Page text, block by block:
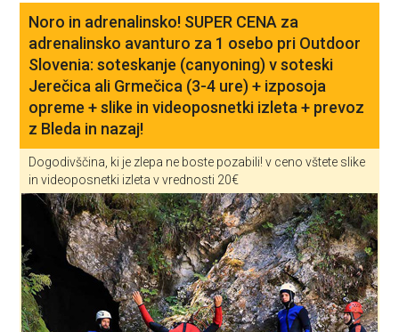
Noro in adrenalinsko! SUPER CENA za
adrenalinsko avanturo za 1 osebo pri Outdoor
Slovenia: soteskanje (canyoning) v soteski
Jerečica ali Grmečica (3-4 ure) + izposoja
opreme + slike in videoposnetki izleta + prevoz
z Bleda in nazaj!
Dogodivščina, ki je zlepa ne boste pozabili! v ceno vštete slike
in videoposnetki izleta v vrednosti 20€